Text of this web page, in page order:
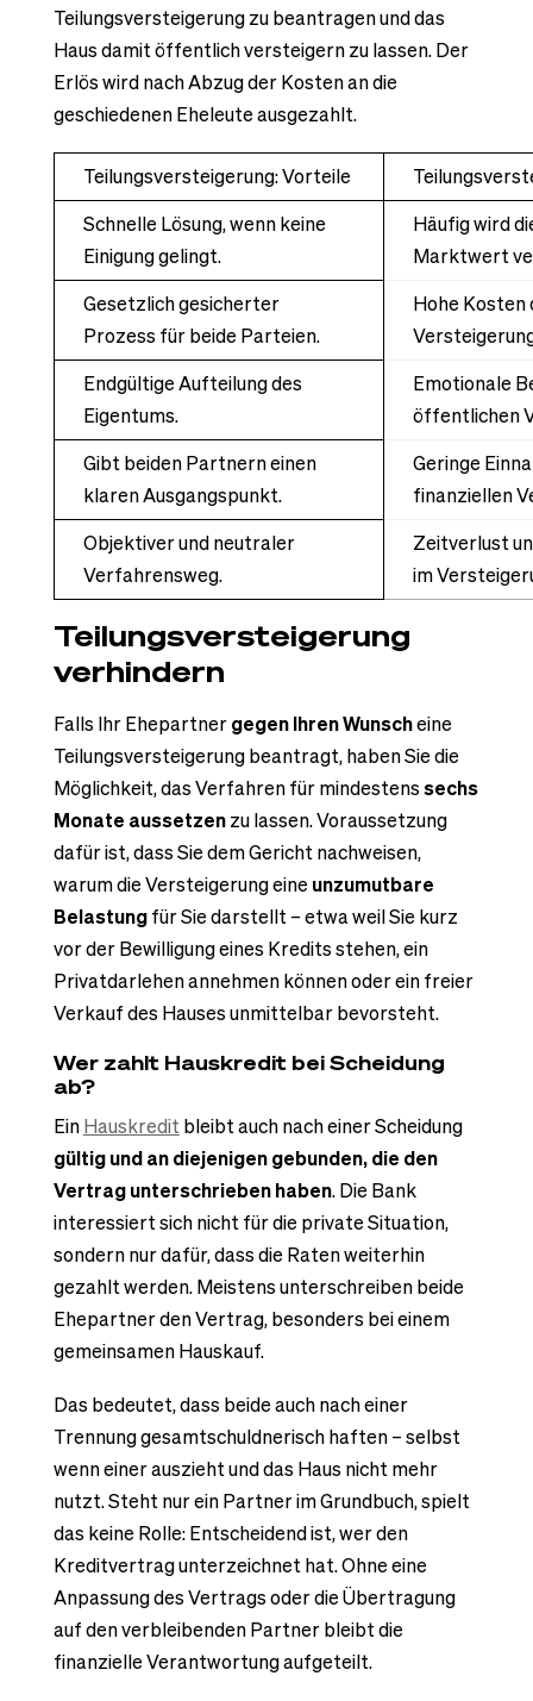
Teilungsversteigerung zu beantragen und das
Haus damit öffentlich versteigern zu lassen. Der
Erlös wird nach Abzug der Kosten an die
geschiedenen Eheleute ausgezahlt.
Teilungsversteigerung: Vorteile
Schnelle Lösung, wenn keine
Einigung gelingt.
Häufig wird
Marktwert
Gesetzlich gesicherter
Prozess für beide Parteien.
Hohe Kosten
Endgültige Aufteilung des
Eigentums.
Emotionale
öffentlichen
Gibt beiden Partnern einen
klaren Ausgangspunkt.
Geringe
finanziellen
Objektiver und neutraler
Verfahrensweg.
Zeitverlust
im
Teilungsversteigerung
verhindern
Falls Ihr Ehepartnergegen Ihren Wunscheine
Teilungsversteigerung beantragt, haben Sie die
Möglichkeit, das Verfahren für mindestenssechs
Monate aussetzenzu lassen. Voraussetzung
dafür ist, dass Sie dem Gericht nachweisen,
warum die Versteigerung eine unzumutbare
Belastungfür Sie darstellt – etwa weil Sie kurz
vor der Bewilligung eines Kredits stehen, ein
Privatdarlehen annehmen können oder ein freier
Verkauf des Hauses unmittelbar bevorsteht.
Wer zahlt Hauskredit bei Scheidung
ab?
EinHauskreditbleibt auch nach einer Scheidung
gültig und an diejenigen gebunden, die den
Vertrag unterschrieben haben. Die Bank
interessiert sich nicht für die private Situation,
sondern nur dafür, dass die Raten weiterhin
gezahlt werden. Meistens unterschreiben beide
Ehepartner den Vertrag, besonders bei einem
gemeinsamen Hauskauf.
Das bedeutet, dass beide auch nach einer
Trennung gesamtschuldnerisch haften – selbst
wenn einer auszieht und das Haus nicht mehr
nutzt. Steht nur ein Partner im Grundbuch, spielt
das keine Rolle: Entscheidend ist, wer den
Kreditvertrag unterzeichnet hat. Ohne eine
Anpassung des Vertrags oder die Übertragung
auf den verbleibenden Partner bleibt die
finanzielle Verantwortung aufgeteilt.